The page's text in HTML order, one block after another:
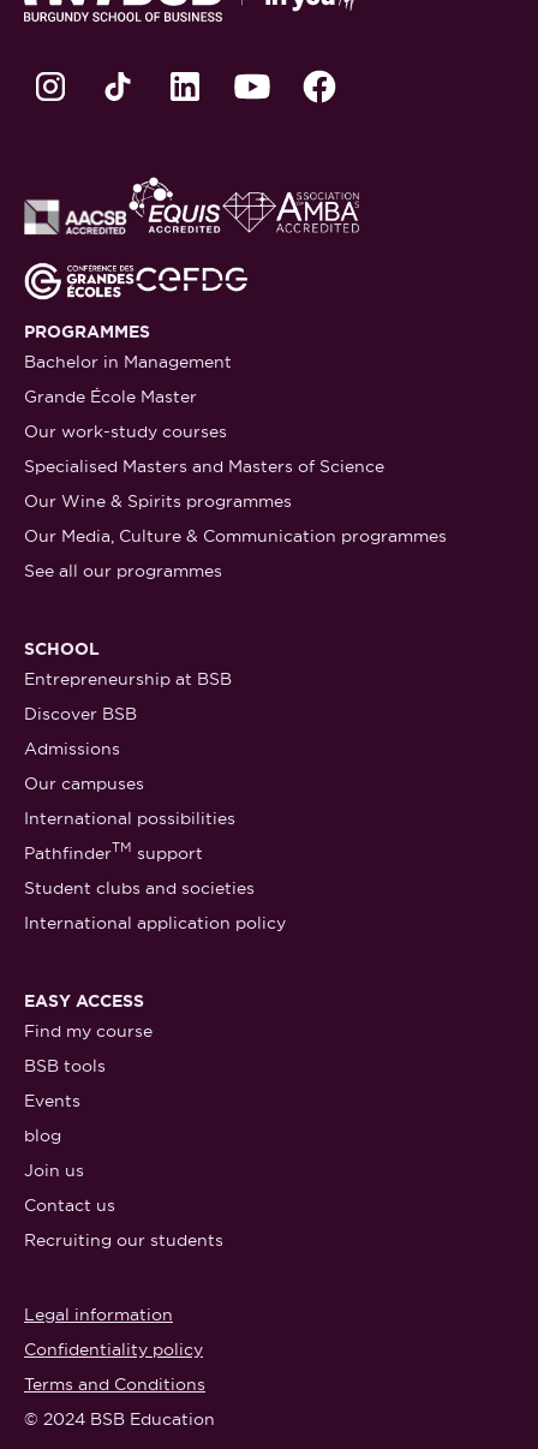
PROGRAMMES
Bachelor in Management
Grande École Master
Our work-study courses
Specialised Masters and Masters of Science
Our Wine & Spirits programmes
Our Media, Culture & Communication programmes
See all our programmes
SCHOOL
Entrepreneurship at BSB
Discover BSB
Admissions
Our campuses
International possibilities
PathfinderTM support
Student clubs and societies
International application policy
EASY ACCESS
Find my course
BSB tools
Events
blog
Join us
Contact us
Recruiting our students
© 2024 BSB Education
Legal information
Confidentiality policy
Terms and Conditions